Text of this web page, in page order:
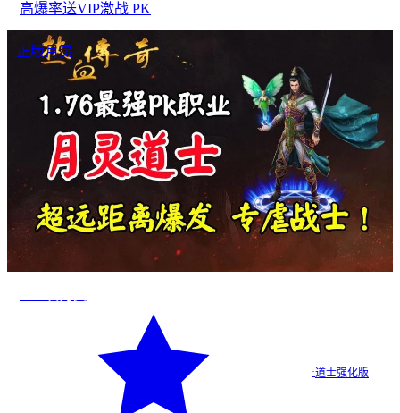
高爆率送VIP激战 PK
正版月灵
·道士强化版